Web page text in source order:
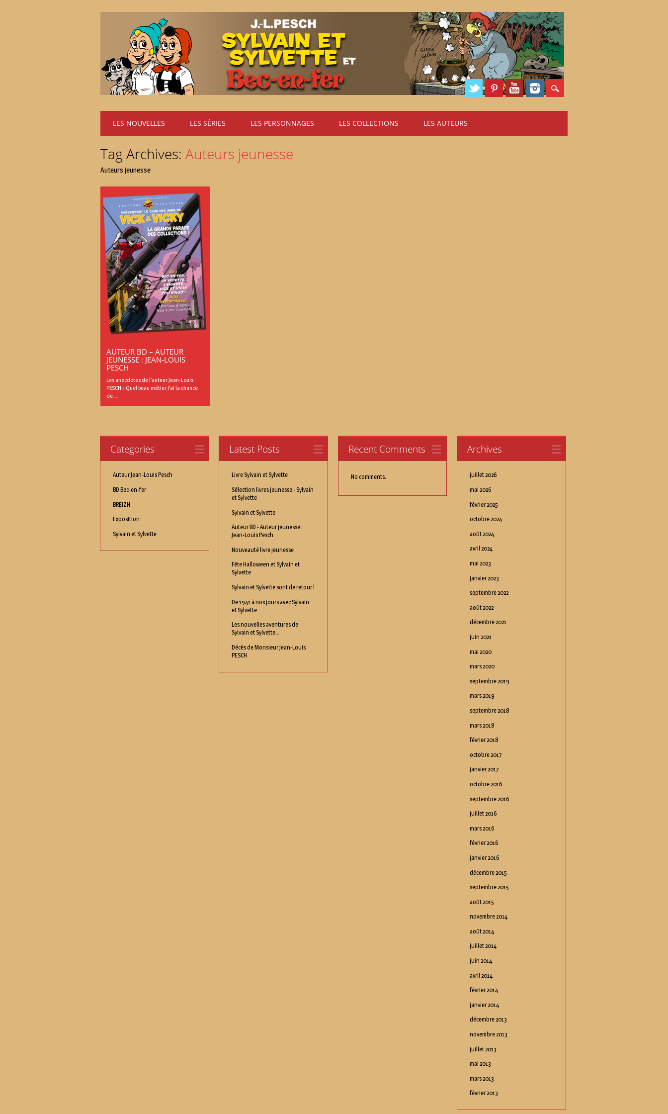
Main menu
LES NOUVELLES LES SÉRIES LES PERSONNAGES LES COLLECTIONS LES AUTEURS
Tag Archives:Auteurs jeunesse
Auteurs jeunesse
AUTEUR BD – AUTEUR
JEUNESSE : JEAN-LOUIS
PESCH
Les anecdotes de l’auteur Jean-Louis
PESCH « Quel beau métier j’ai la chance
de...
Categories
Auteur Jean-Louis Pesch
BD Bec-en-fer
BREIZH
Exposition
Sylvain et Sylvette
Latest Posts
Livre Sylvain et Sylvette
Sélection livres jeunesse - Sylvain
et Sylvette
Sylvain et Sylvette
Auteur BD - Auteur jeunesse :
Jean-Louis Pesch
Nouveauté livre jeunesse
Fête Halloween et Sylvain et
Sylvette
Sylvain et Sylvette sont de retour !
De 1941 à nos jours avec Sylvain
et Sylvette
Les nouvelles aventures de
Sylvain et Sylvette...
Décès de Monsieur Jean-Louis
PESCH
Recent Comments
No comments.
Archives
juillet 2026
mai 2026
février 2025
octobre 2024
août 2024
avril 2024
mai 2023
janvier 2023
septembre 2022
août 2022
décembre 2021
juin 2021
mai 2020
mars 2020
septembre 2019
mars 2019
septembre 2018
mars 2018
février 2018
octobre 2017
janvier 2017
octobre 2016
septembre 2016
juillet 2016
mars 2016
février 2016
janvier 2016
décembre 2015
septembre 2015
août 2015
novembre 2014
août 2014
juillet 2014
juin 2014
avril 2014
février 2014
janvier 2014
décembre 2013
novembre 2013
juillet 2013
mai 2013
mars 2013
février 2013